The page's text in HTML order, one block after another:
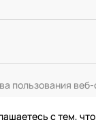
пользования
с тем, что